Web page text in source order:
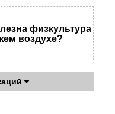
физкультура
воздухе?